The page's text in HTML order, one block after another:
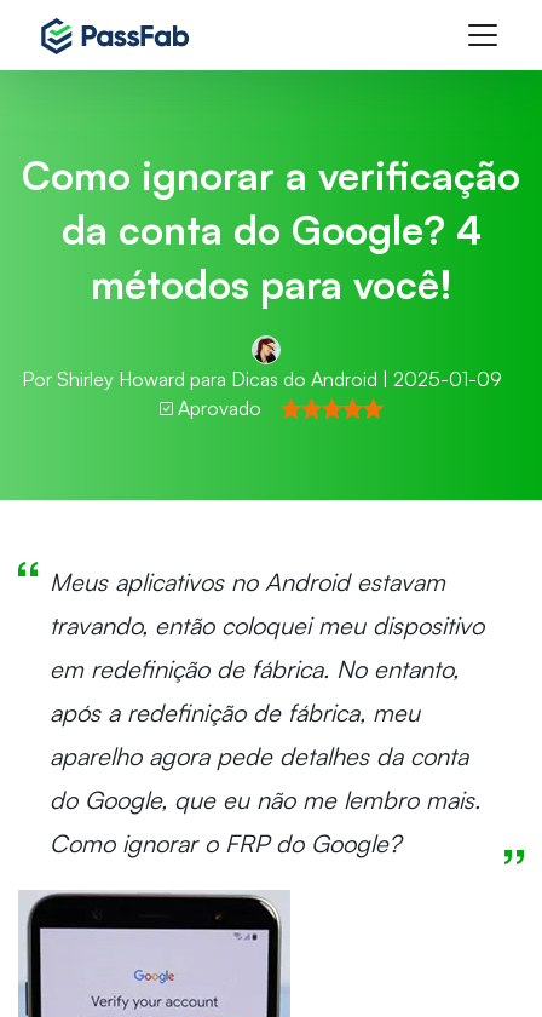
Como ignorar a verificação
da conta do Google? 4
métodos para você!
Por Shirley Howard para Dicas do Android | 2025-01-09
Aprovado
Meus aplicativos no Android estavam
travando, então coloquei meu dispositivo
em redefinição de fábrica. No entanto,
após a redefinição de fábrica, meu
aparelho agora pede detalhes da conta
do Google, que eu não me lembro mais.
Como ignorar o FRP do Google?